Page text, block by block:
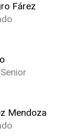
Fárez
Mendoza